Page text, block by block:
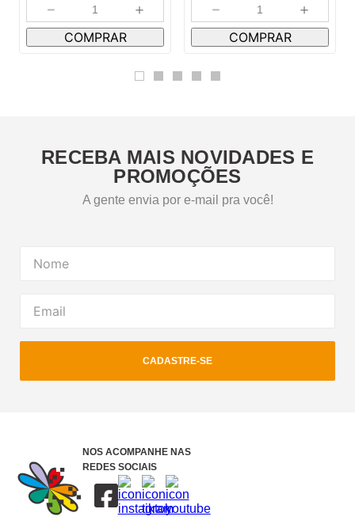
＋
－
COMPRAR
＋
－
COMPRAR
RECEBA MAIS NOVIDADES E
PROMOÇÕES
A gente envia por e-mail pra você!
CADASTRE-SE
NOS ACOMPANHE NAS
REDES SOCIAIS